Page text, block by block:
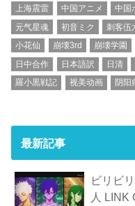
上海震雷
中国アニメ 中国
元气星魂
初音ミク 刺客伍
小花仙
崩壊3rd 崩壊学園
日中合作
日本語訳 日清
羅小黒戦記
视美动画 阴阳
最新記事
ビリビ
人 LINK